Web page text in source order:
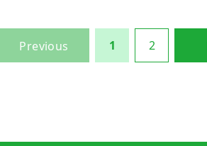
Previous 1 2